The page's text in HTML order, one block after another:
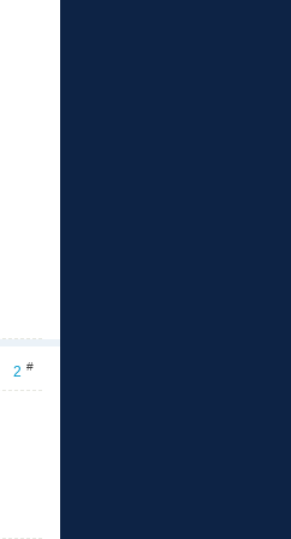
2 #